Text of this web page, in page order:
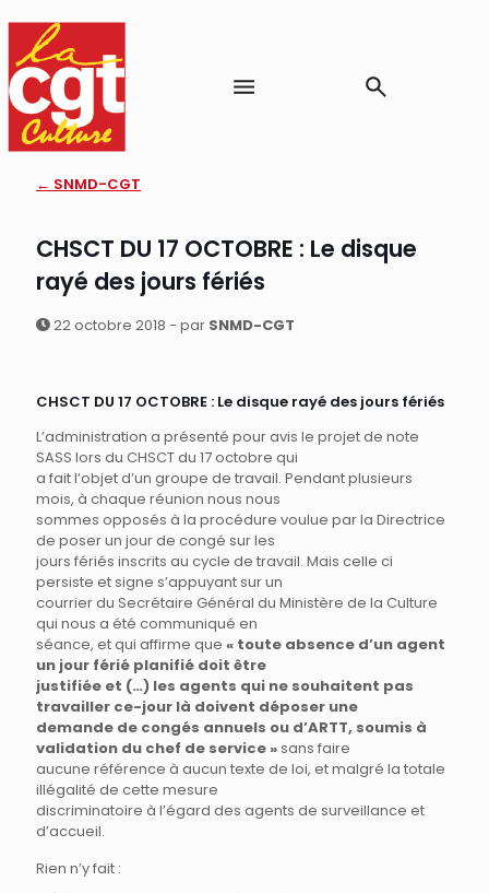
← SNMD-CGT
CHSCT DU 17 OCTOBRE : Le disque
rayé des jours fériés
22 octobre 2018 - par SNMD-CGT
CHSCT DU 17 OCTOBRE : Le disque rayé des jours fériés
L’administration a présenté pour avis le projet de note
SASS lors du CHSCT du 17 octobre qui
a fait l’objet d’un groupe de travail. Pendant plusieurs
mois, à chaque réunion nous nous
sommes opposés à la procédure voulue par la Directrice
de poser un jour de congé sur les
jours fériés inscrits au cycle de travail. Mais celle ci
persiste et signe s’appuyant sur un
courrier du Secrétaire Général du Ministère de la Culture
qui nous a été communiqué en
séance, et qui affirme que « toute absence d’un agent
un jour férié planifié doit être
justifiée et (…) les agents qui ne souhaitent pas
travailler ce-jour là doivent déposer une
demande de congés annuels ou d’ARTT, soumis à
validation du chef de service »sans faire
aucune référence à aucun texte de loi, et malgré la totale
illégalité de cette mesure
discriminatoire à l’égard des agents de surveillance et
d’accueil.
Rien n’y fait :